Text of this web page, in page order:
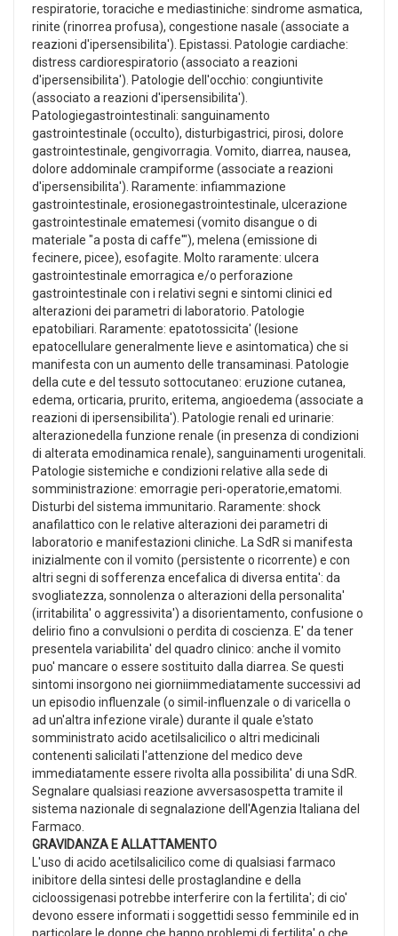
respiratorie, toraciche e mediastiniche: sindrome asmatica,
rinite (rinorrea profusa), congestione nasale (associate a
reazioni d'ipersensibilita'). Epistassi. Patologie cardiache:
distress cardiorespiratorio (associato a reazioni
d'ipersensibilita'). Patologie dell'occhio: congiuntivite
(associato a reazioni d'ipersensibilita').
Patologiegastrointestinali: sanguinamento
gastrointestinale (occulto), disturbigastrici, pirosi, dolore
gastrointestinale, gengivorragia. Vomito, diarrea, nausea,
dolore addominale crampiforme (associate a reazioni
d'ipersensibilita'). Raramente: infiammazione
gastrointestinale, erosionegastrointestinale, ulcerazione
gastrointestinale ematemesi (vomito disangue o di
materiale "a posta di caffe'"), melena (emissione di
fecinere, picee), esofagite. Molto raramente: ulcera
gastrointestinale emorragica e/o perforazione
gastrointestinale con i relativi segni e sintomi clinici ed
alterazioni dei parametri di laboratorio. Patologie
epatobiliari. Raramente: epatotossicita' (lesione
epatocellulare generalmente lieve e asintomatica) che si
manifesta con un aumento delle transaminasi. Patologie
della cute e del tessuto sottocutaneo: eruzione cutanea,
edema, orticaria, prurito, eritema, angioedema (associate a
reazioni di ipersensibilita'). Patologie renali ed urinarie:
alterazionedella funzione renale (in presenza di condizioni
di alterata emodinamica renale), sanguinamenti urogenitali.
Patologie sistemiche e condizioni relative alla sede di
somministrazione: emorragie peri-operatorie,ematomi.
Disturbi del sistema immunitario. Raramente: shock
anafilattico con le relative alterazioni dei parametri di
laboratorio e manifestazioni cliniche. La SdR si manifesta
inizialmente con il vomito (persistente o ricorrente) e con
altri segni di sofferenza encefalica di diversa entita': da
svogliatezza, sonnolenza o alterazioni della personalita'
(irritabilita' o aggressivita') a disorientamento, confusione o
delirio fino a convulsioni o perdita di coscienza. E' da tener
presentela variabilita' del quadro clinico: anche il vomito
puo' mancare o essere sostituito dalla diarrea. Se questi
sintomi insorgono nei giorniimmediatamente successivi ad
un episodio influenzale (o simil-influenzale o di varicella o
ad un'altra infezione virale) durante il quale e'stato
somministrato acido acetilsalicilico o altri medicinali
contenenti salicilati l'attenzione del medico deve
immediatamente essere rivolta alla possibilita' di una SdR.
Segnalare qualsiasi reazione avversasospetta tramite il
sistema nazionale di segnalazione dell'Agenzia Italiana del
Farmaco.
GRAVIDANZA E ALLATTAMENTO
L'uso di acido acetilsalicilico come di qualsiasi farmaco
inibitore della sintesi delle prostaglandine e della
cicloossigenasi potrebbe interferire con la fertilita'; di cio'
devono essere informati i soggettidi sesso femminile ed in
particolare le donne che hanno problemi di fertilita' o che